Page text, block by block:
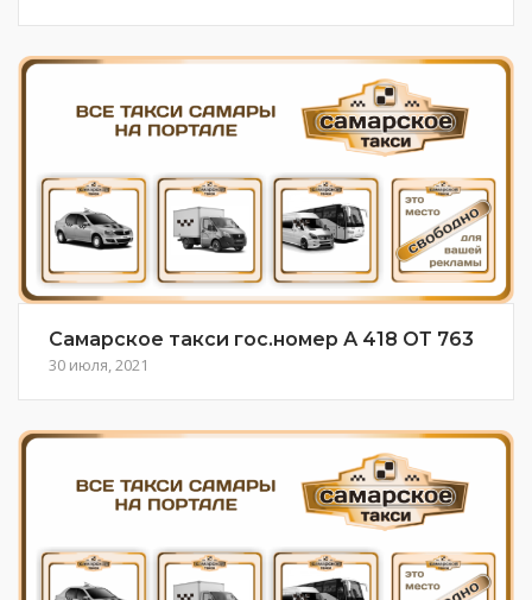
Самарское такси гос.номер А 418 ОТ 763
30 июля, 2021